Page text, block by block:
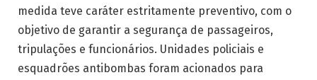
medida teve caráter estritamente preventivo, com o
objetivo de garantir a segurança de passageiros,
tripulações e funcionários. Unidades policiais e
esquadrões antibombas foram acionados para